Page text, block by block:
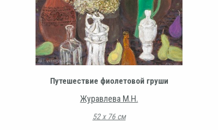
Путешествие фиолетовой груши
Журавлева М.Н.
52 х 76 см